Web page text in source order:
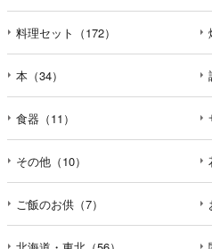
料理セット（172）
本（34）
食器（11）
その他（10）
ご飯のお供（7）